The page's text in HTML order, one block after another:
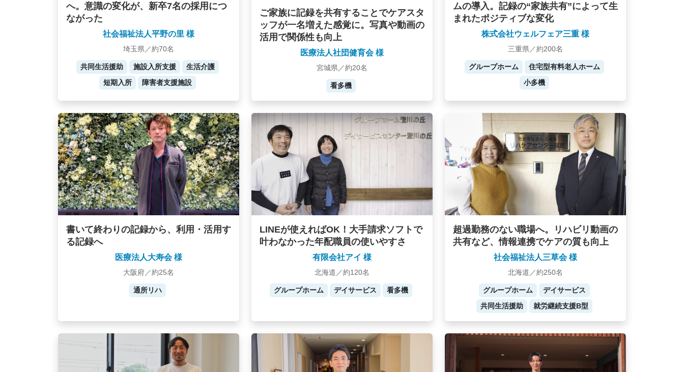
へ。意識の変化が、新卒7名の採用につ
ながった
社会福祉法人平野の里 様
埼玉県／約70名
共同生活援助 施設入所支援
生活介護
短期入所
障害者支援施設
ご家族に記録を共有することでケアスタ
ッフが一名増えた感覚に。写真や動画の
活用で関係性も向上
医療法人社団健育会 様
宮城県／約20名
看多機
ムの導入。記録の“家族共有”によって生
まれたポジティブな変化
株式会社ウェルフェア三重 様
三重県／約200名
グループホーム
住宅型有料老人ホーム
小多機
書いて終わりの記録から、利用・活用す
る記録へ
医療法人大寿会 様
大阪府／約25名
通所リハ
LINEが使えればOK！大手請求ソフトで
叶わなかった年配職員の使いやすさ
有限会社アイ 様
北海道／約120名
グループホーム デイサービス 看多機
超過勤務のない職場へ。リハビリ動画の
共有など、情報連携でケアの質も向上
社会福祉法人三草会 様
北海道／約250名
グループホーム
デイサービス
共同生活援助
就労継続支援B型